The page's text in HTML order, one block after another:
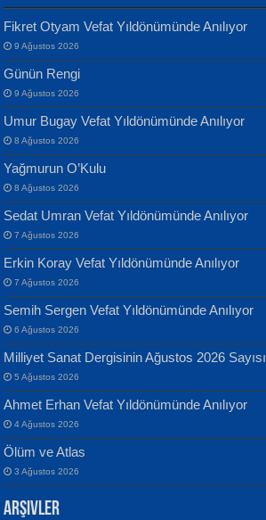
MUSTAFA KELOĞLU
Yarına İz Bırakmak...
ATİLLA ÖZEN
Sultan Olmadan Önce Eyüp...
EKREM KARABABA
Yılmaz Ekinci
Geceye Söylenen...
Banu Sancak
Defterimden İçeri...
İsmail Aydos
İnkisar...
Fikret Otyam Vefat Yıldönümünde Anılıyor
9 Ağustos 2026
Günün Rengi
9 Ağustos 2026
Umur Bugay Vefat Yıldönümünde Anılıyor
8 Ağustos 2026
Yağmurun O’Kulu
8 Ağustos 2026
Sedat Umran Vefat Yıldönümünde Anılıyor
7 Ağustos 2026
Erkin Koray Vefat Yıldönümünde Anılıyor
7 Ağustos 2026
Semih Sergen Vefat Yıldönümünde Anılıyor
6 Ağustos 2026
Milliyet Sanat Dergisinin Ağustos 2026 Sayısı
5 Ağustos 2026
Ahmet Erhan Vefat Yıldönümünde Anılıyor
4 Ağustos 2026
Ölüm ve Atlas
3 Ağustos 2026
Arşivler